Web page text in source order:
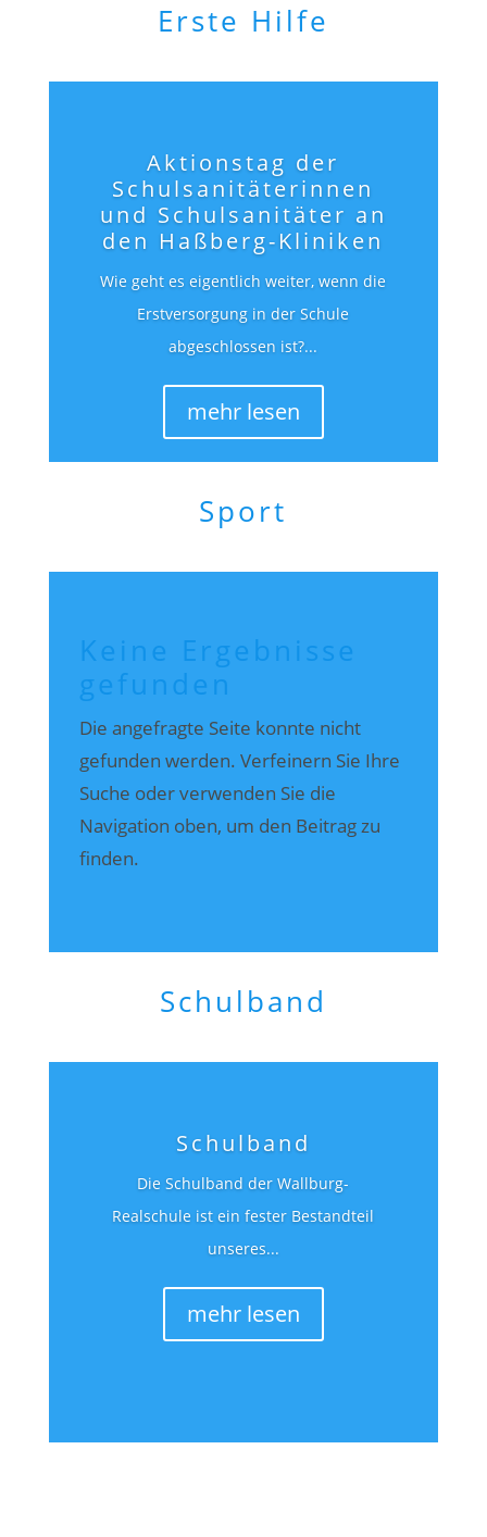
Erste Hilfe
Aktionstag der
Schulsanitäterinnen
und Schulsanitäter an
den Haßberg-Kliniken
Wie geht es eigentlich weiter, wenn die
Erstversorgung in der Schule
abgeschlossen ist?...
mehr lesen
Sport
Keine Ergebnisse
gefunden
Die angefragte Seite konnte nicht
gefunden werden. Verfeinern Sie Ihre
Suche oder verwenden Sie die
Navigation oben, um den Beitrag zu
finden.
Schulband
Schulband
Die Schulband der Wallburg-
Realschule ist ein fester Bestandteil
unseres...
mehr lesen